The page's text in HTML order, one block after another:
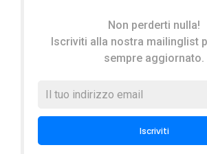
Non perderti nulla!
Iscriviti alla nostra mailinglist
sempre aggiornato.